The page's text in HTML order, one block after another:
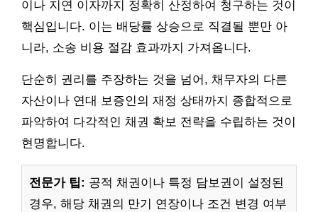
이나 지연 이자까지 정확히 산정하여 청구하는 것이
핵심입니다. 이는 배당률 상승으로 직결될 뿐만 아
니라, 소송 비용 절감 효과까지 가져옵니다.
단순히 권리를 주장하는 것을 넘어, 채무자의 다른
자산이나 연대 보증인의 재정 상태까지 종합적으로
파악하여 다각적인 채권 확보 전략을 수립하는 것이
현명합니다.
전문가 팁: 공적 채권이나 특정 담보권이 설정된
경우, 해당 채권의 만기 연장이나 조건 변경 여부